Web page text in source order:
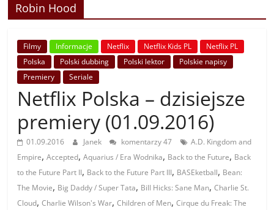
Robin Hood
Filmy Informacje Netflix Netflix Kids PL
Netflix PL
Polska
Polski dubbing Polski lektor
Polskie napisy
Premiery
Seriale
Netflix Polska – dzisiejsze
premiery (01.09.2016)
01.09.2016 Janek komentarzy 47
A.D. Kingdom and
Empire,Accepted,Aquarius / Era Wodnika, Back to the Future, Back
to the Future Part II, Back to the Future Part III, BASEketball, Bean:
The Movie, Big Daddy / Super Tata, Bill Hicks: Sane Man,Charlie St.
Cloud,Charlie Wilson's War,Children of Men,Cirque du Freak: The